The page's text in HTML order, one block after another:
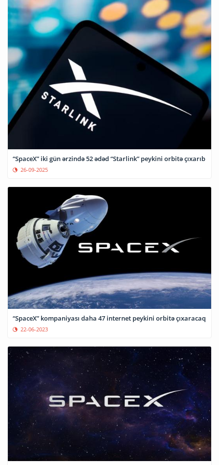
“SpaceX” iki gün ərzində 52 ədəd “Starlink” peykini orbitə çıxarıb
26-09-2025
“SpaceX” kompaniyası daha 47 internet peykini orbitə çıxaracaq
22-06-2023